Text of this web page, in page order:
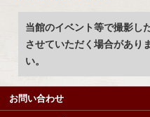
当館のイベント等で撮影し
させていただく場合があり
い。
お問い合わせ